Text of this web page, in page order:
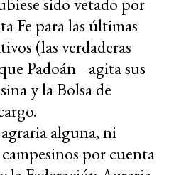
Fe para las últimas
(las verdaderas
Padoán– agita sus
y la Bolsa de
alguna, ni
por cuenta